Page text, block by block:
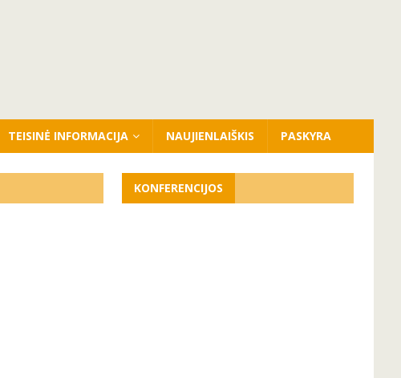
TEISINĖ INFORMACIJA NAUJIENLAIŠKIS PASKYRA
KONFERENCIJOS